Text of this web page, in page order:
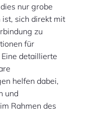
nur grobe
ist, sich direkt mit
zu
für
detaillierte
helfen dabei,
und
Rahmen des